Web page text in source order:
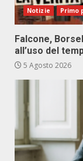
Notizie Primo
Falcone,
all’uso del
5 Agosto 2026